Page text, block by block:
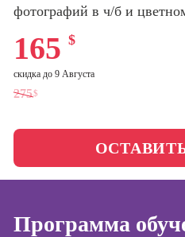
мастерства
Школа бизнеса и
управления
фотографий в ч/б и
275$
165 $
скидка до 9 Августа
Программа